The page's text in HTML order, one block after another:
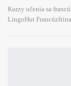
Kurzy učenia sa
LingoHut